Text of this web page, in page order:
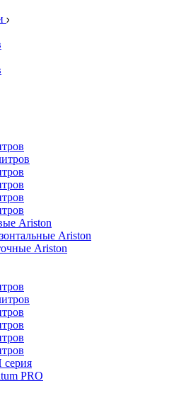
Ariston
Ariston
Ariston
серия
PRO